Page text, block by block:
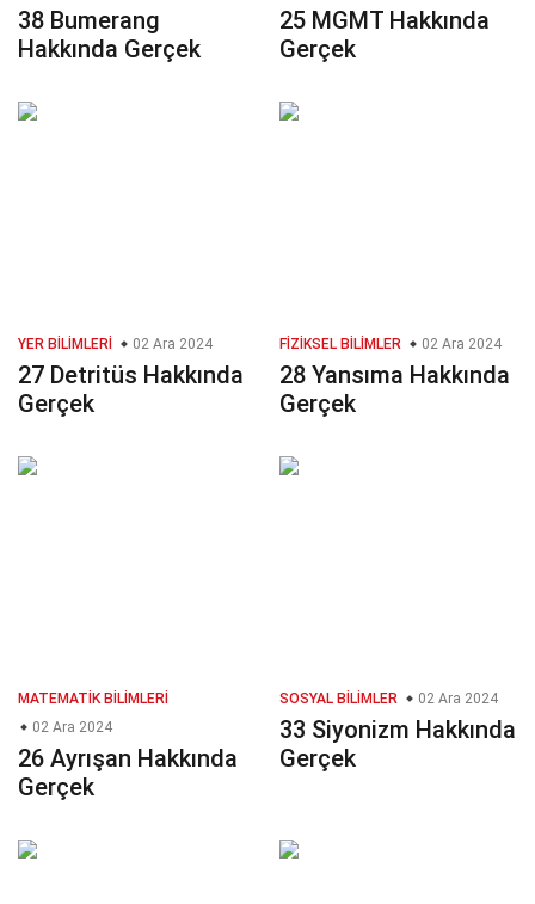
38 Bumerang
Hakkında Gerçek
25 MGMT Hakkında
Gerçek
YER BILIMLERI 02 Ara 2024
27 Detritüs Hakkında
Gerçek
FIZIKSEL BILIMLER 02 Ara 2024
28 Yansıma Hakkında
Gerçek
MATEMATIK BILIMLERI
02 Ara 2024
26 Ayrışan Hakkında
Gerçek
SOSYAL BILIMLER 02 Ara 2024
33 Siyonizm Hakkında
Gerçek